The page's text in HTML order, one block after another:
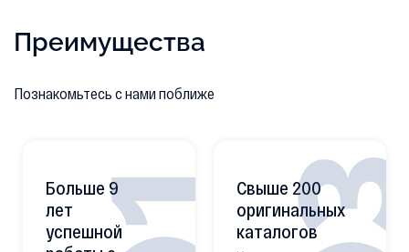
Преимущества
Познакомьтесь с нами поближе
Больше 9
лет
успешной
Свыше 200
оригинальных
каталогов